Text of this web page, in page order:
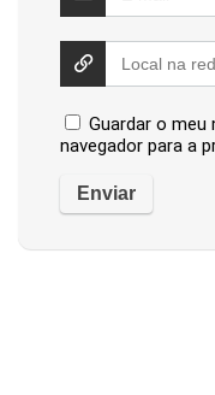
Guardar o meu
navegador para a